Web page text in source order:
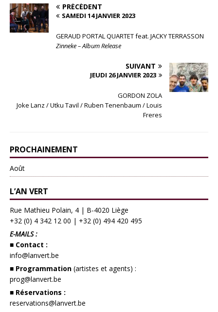
PRÉCÉDENT
SAMEDI 14 JANVIER 2023
GERAUD PORTAL QUARTET feat. JACKY TERRASSON
Zinneke – Album Release
SUIVANT
JEUDI 26 JANVIER 2023
GORDON ZOLA
Joke Lanz / Utku Tavil / Ruben Tenenbaum / Louis
Freres
PROCHAINEMENT
Août
L’AN VERT
Rue Mathieu Polain, 4 | B-4020 Liège
+32 (0) 4 342 12 00 | +32 (0) 494 420 495
E-MAILS :
■ Contact :
info@lanvert.be
■ Programmation (artistes et agents) :
prog@lanvert.be
■ Réservations :
reservations@lanvert.be